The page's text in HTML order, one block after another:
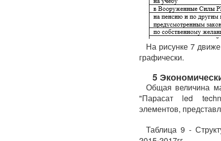
На рисунке 7
графически.
5
Общая величина
"Парасат led
элементов,
Таблица 9 -